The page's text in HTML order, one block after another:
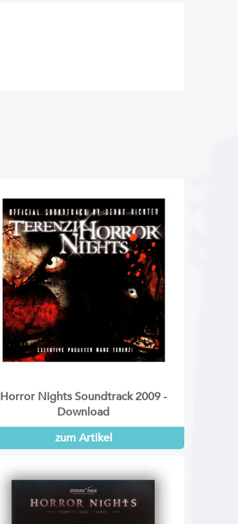
Horror Nights Soundtrack 2009 -
Download
zum Artikel